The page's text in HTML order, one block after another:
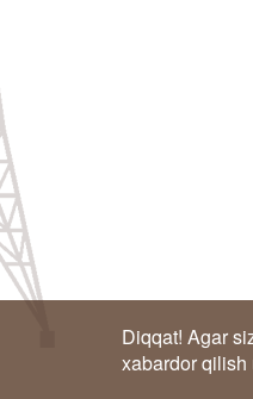
Diqqat! Agar
xabardor